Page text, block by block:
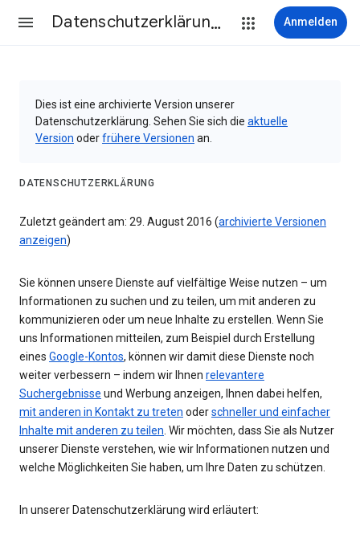
Datenschutzerklärung & Nutzungsbedingungen Anmelden
Dies ist eine archivierte Version unserer
Datenschutzerklärung. Sehen Sie sich die aktuelle
Version oderfrühere Versionen an.
DATENSCHUTZERKLÄRUNG
Zuletzt geändert am: 29. August 2016 (archivierte Versionen
anzeigen)
Sie können unsere Dienste auf vielfältige Weise nutzen – um
Informationen zu suchen und zu teilen, um mit anderen zu
kommunizieren oder um neue Inhalte zu erstellen. Wenn Sie
uns Informationen mitteilen, zum Beispiel durch Erstellung
eines Google-Kontos, können wir damit diese Dienste noch
weiter verbessern – indem wir Ihnen relevantere
Suchergebnisse und Werbung anzeigen, Ihnen dabei helfen,
mit anderen in Kontakt zu treten oderschneller und einfacher
Inhalte mit anderen zu teilen. Wir möchten, dass Sie als Nutzer
unserer Dienste verstehen, wie wir Informationen nutzen und
welche Möglichkeiten Sie haben, um Ihre Daten zu schützen.
In unserer Datenschutzerklärung wird erläutert: